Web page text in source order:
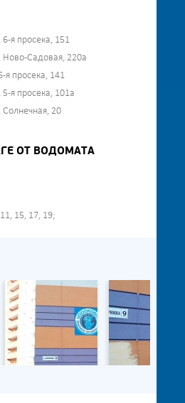
я просека, 151
Садовая, 220а
просека, 141
я просека, 101а
20
ОТ ВОДОМАТА
15, 17, 19;